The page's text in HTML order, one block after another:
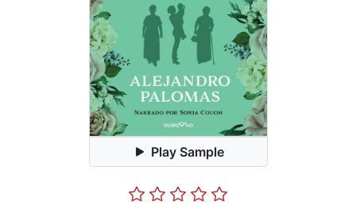
Play Sample